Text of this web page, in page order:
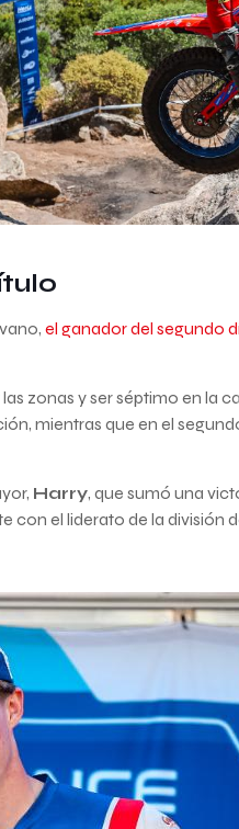
el ganador del segundo
zonas y ser séptimo en la
mientras que en el
Harry, que sumó una
con el liderato de la división